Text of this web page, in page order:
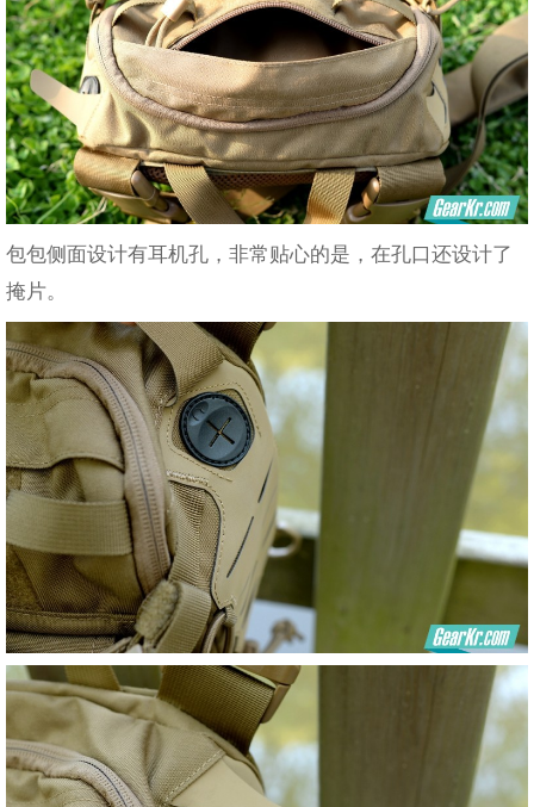
包包侧面设计有耳机孔，非常贴心的是，在孔口还设计了
掩片。